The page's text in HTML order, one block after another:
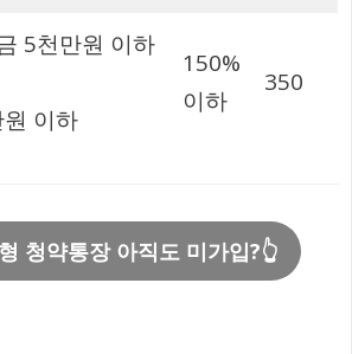
5천만원 이하
이하
150%
이하
350
청약통장 아직도 미가입?👆